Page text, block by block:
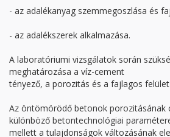
- az adalékanyag szemmegoszlása és
- az adalékszerek alkalmazása.
A laboratóriumi vizsgálatok során
meghatározása a víz-cement
tényező, a porozitás és a fajlagos
Az öntömörödő betonok porozitásának
különböző betontechnológiai
mellett a tulajdonságok változásának